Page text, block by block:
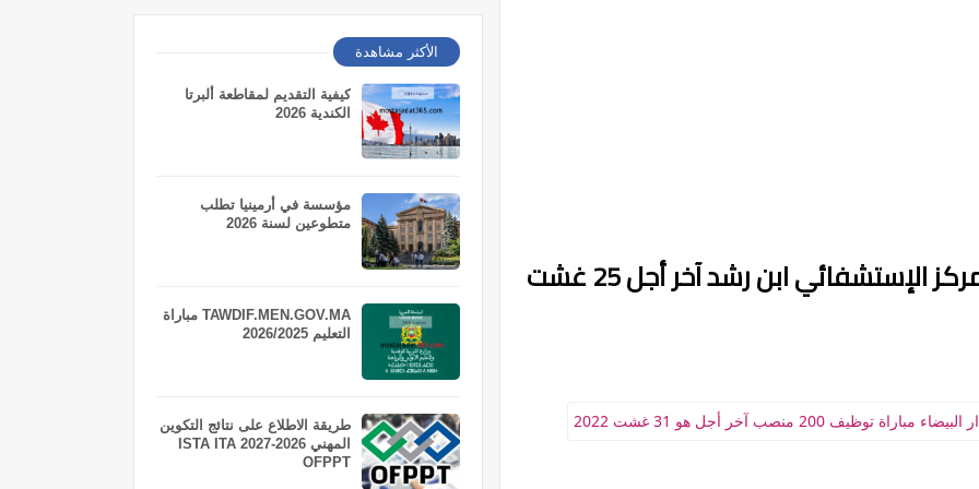
كونكور توظيف 200 منصب بالمركز الإستشفائي ابن رشد آخر أجل 25 غشت
الأكثر مشاهدة
كيفية التقديم لمقاطعة ألبرتا
الكندية 2026
مؤسسة في أرمينيا تطلب
متطوعين لسنة 2026
TAWDIF.MEN.GOV.MA مباراة
التعليم 2026/2025
طريقة الاطلاع على نتائج التكوين
المهني 2026-2027 ISTA ITA
OFPPT